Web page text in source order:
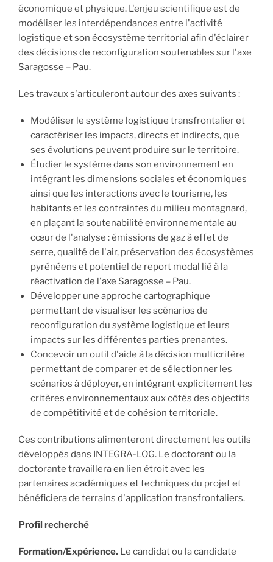
économique et physique. L'enjeu scientifique est de
modéliser les interdépendances entre l'activité
logistique et son écosystème territorial afin d'éclairer
des décisions de reconfiguration soutenables sur l'axe
Saragosse – Pau.
Les travaux s'articuleront autour des axes suivants :
Modéliser le système logistique transfrontalier et
caractériser les impacts, directs et indirects, que
ses évolutions peuvent produire sur le territoire.
Étudier le système dans son environnement en
intégrant les dimensions sociales et économiques
ainsi que les interactions avec le tourisme, les
habitants et les contraintes du milieu montagnard,
en plaçant la soutenabilité environnementale au
cœur de l'analyse : émissions de gaz à effet de
serre, qualité de l'air, préservation des écosystèmes
pyrénéens et potentiel de report modal lié à la
réactivation de l'axe Saragosse – Pau.
Développer une approche cartographique
permettant de visualiser les scénarios de
reconfiguration du système logistique et leurs
impacts sur les différentes parties prenantes.
Concevoir un outil d'aide à la décision multicritère
permettant de comparer et de sélectionner les
scénarios à déployer, en intégrant explicitement les
critères environnementaux aux côtés des objectifs
de compétitivité et de cohésion territoriale.
Ces contributions alimenteront directement les outils
développés dans INTEGRA-LOG. Le doctorant ou la
doctorante travaillera en lien étroit avec les
partenaires académiques et techniques du projet et
bénéficiera de terrains d'application transfrontaliers.
Profil recherché
Formation/Expérience. Le candidat ou la candidate